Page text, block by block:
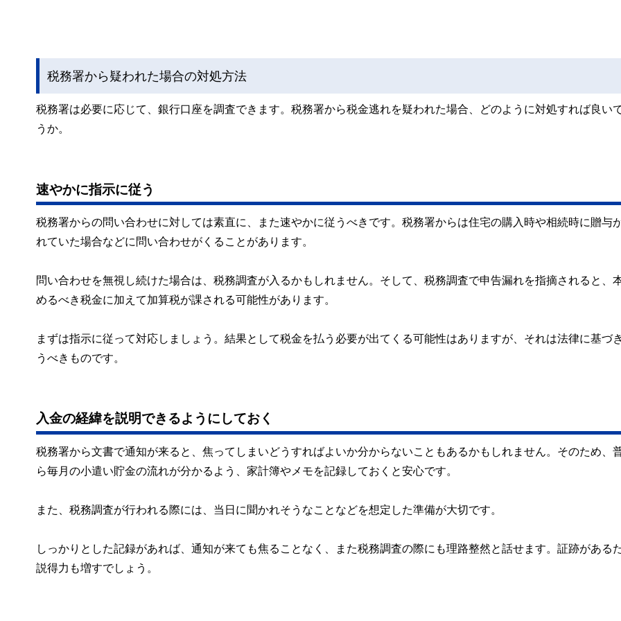
税務署から疑われた場合の対処方法
税務署は必要に応じて、銀行口座を調査できます。税務署から税金逃れを疑われた場合、どのように対処すれば良い
うか。
速やかに指示に従う
税務署からの問い合わせに対しては素直に、また速やかに従うべきです。税務署からは住宅の購入時や相続時に贈与
れていた場合などに問い合わせがくることがあります。
問い合わせを無視し続けた場合は、税務調査が入るかもしれません。そして、税務調査で申告漏れを指摘されると、
めるべき税金に加えて加算税が課される可能性があります。
まずは指示に従って対応しましょう。結果として税金を払う必要が出てくる可能性はありますが、それは法律に基づ
うべきものです。
入金の経緯を説明できるようにしておく
税務署から文書で通知が来ると、焦ってしまいどうすればよいか分からないこともあるかもしれません。そのため、
ら毎月の小遣い貯金の流れが分かるよう、家計簿やメモを記録しておくと安心です。
また、税務調査が行われる際には、当日に聞かれそうなことなどを想定した準備が大切です。
しっかりとした記録があれば、通知が来ても焦ることなく、また税務調査の際にも理路整然と話せます。証跡があるた
説得力も増すでしょう。